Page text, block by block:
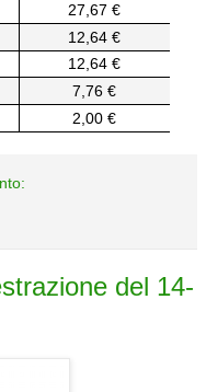
27,67 €
12,64 €
12,64 €
7,76 €
2,00 €
del 14-